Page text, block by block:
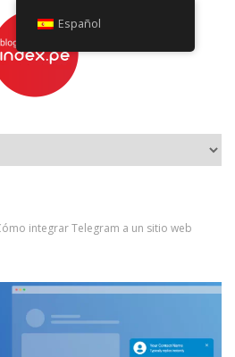
integrar Telegram a un sitio web
Español